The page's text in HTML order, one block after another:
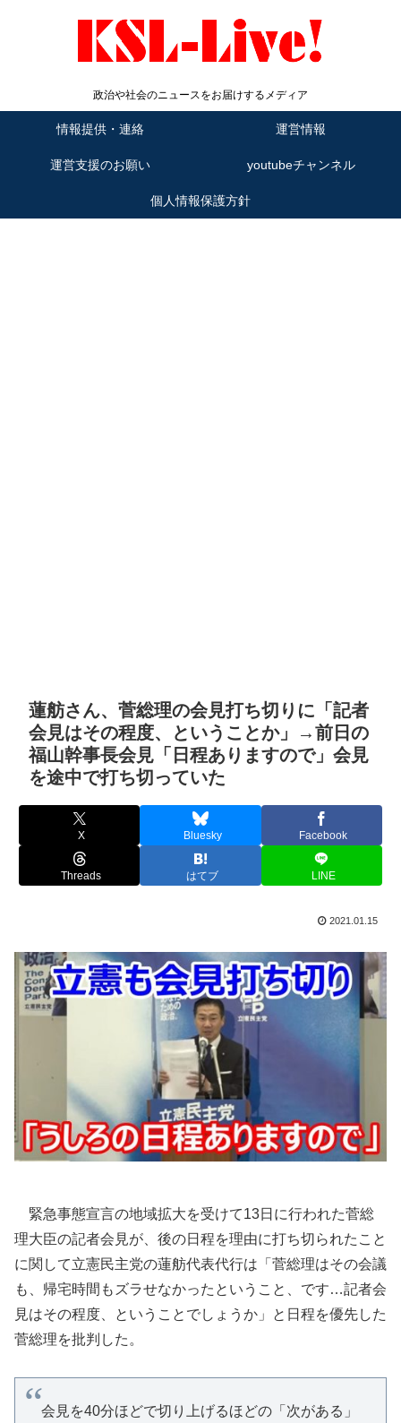
政治や社会のニュースをお届けするメディア
情報提供・連絡 運営情報
運営支援のお願い youtubeチャンネル
個人情報保護方針
蓮舫さん、菅総理の会見打ち切りに「記者
会見はその程度、ということか」→前日の
福山幹事長会見「日程ありますので」会見
を途中で打ち切っていた
X Bluesky Facebook
Threads はてブ LINE
2021.01.15
緊急事態宣言の地域拡大を受けて13日に行われた菅総
理大臣の記者会見が、後の日程を理由に打ち切られたこと
に関して立憲民主党の蓮舫代表代行は「菅総理はその会議
も、帰宅時間もズラせなかったということ、です…記者会
見はその程度、ということでしょうか」と日程を優先した
菅総理を批判した。
会見を40分ほどで切り上げるほどの「次がある」